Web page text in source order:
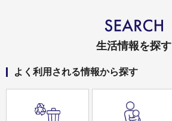
生活情報を探す
よく利用される情報から探す